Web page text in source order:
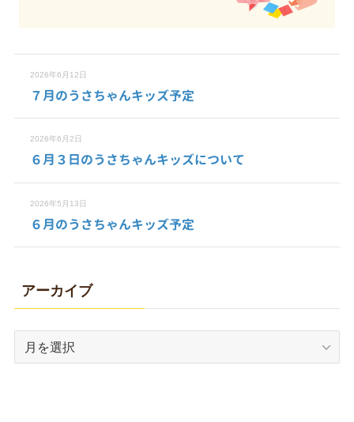
2026年6月12日
７月のうさちゃんキッズ予定
2026年6月2日
６月３日のうさちゃんキッズについて
2026年5月13日
６月のうさちゃんキッズ予定
アーカイブ